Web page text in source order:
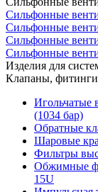
Сильфонные
Сильфонные
Сильфонные
Сильфонные
Изделия для
Клапаны, фитинги
Игольчатые
(1034 бар)
Обратные
Шаровые
Фильтры
Обжимные
15U